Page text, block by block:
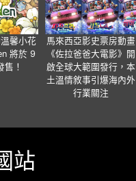
馨小花
將於 9
！
馬來西亞影史票房動畫
《佐拉爸爸大電影》開
啟全球大範圍發行，本
土溫情敘事引爆海內外
行業關注
站